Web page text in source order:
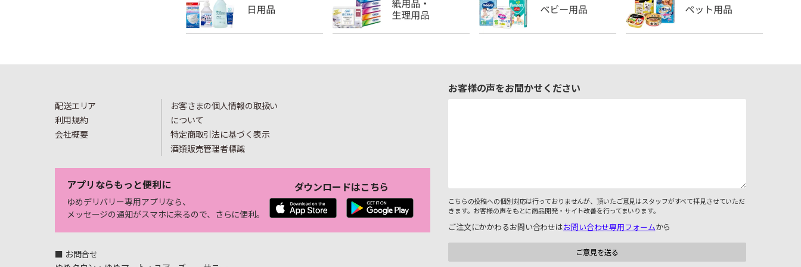
配送エリア
利用規約
会社概要
お客さまの個人情報の取扱い
について
特定商取引法に基づく表示
酒類販売管理者標識
アプリならもっと便利に
ゆめデリバリー専用アプリなら、
メッセージの通知がスマホに来るので、さらに便利。
ダウンロードはこちら
■ お問合せ
お客様の声をお聞かせください
こちらの投稿への個別対応は行っておりませんが、頂いたご意見はスタッフがすべて拝見させていただ
きます。お客様の声をもとに商品開発・サイト改善を行ってまいります。
ご注文にかかわるお問い合わせはお問い合わせ専用フォームから